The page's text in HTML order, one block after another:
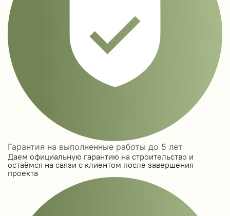
Гарантия на выполненные работы до 5 лет
Даем официальную гарантию на строительство и
остаёмся на связи с клиентом после завершения
проекта